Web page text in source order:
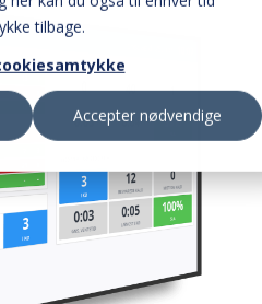
tilbage.
Accepter nødvendige